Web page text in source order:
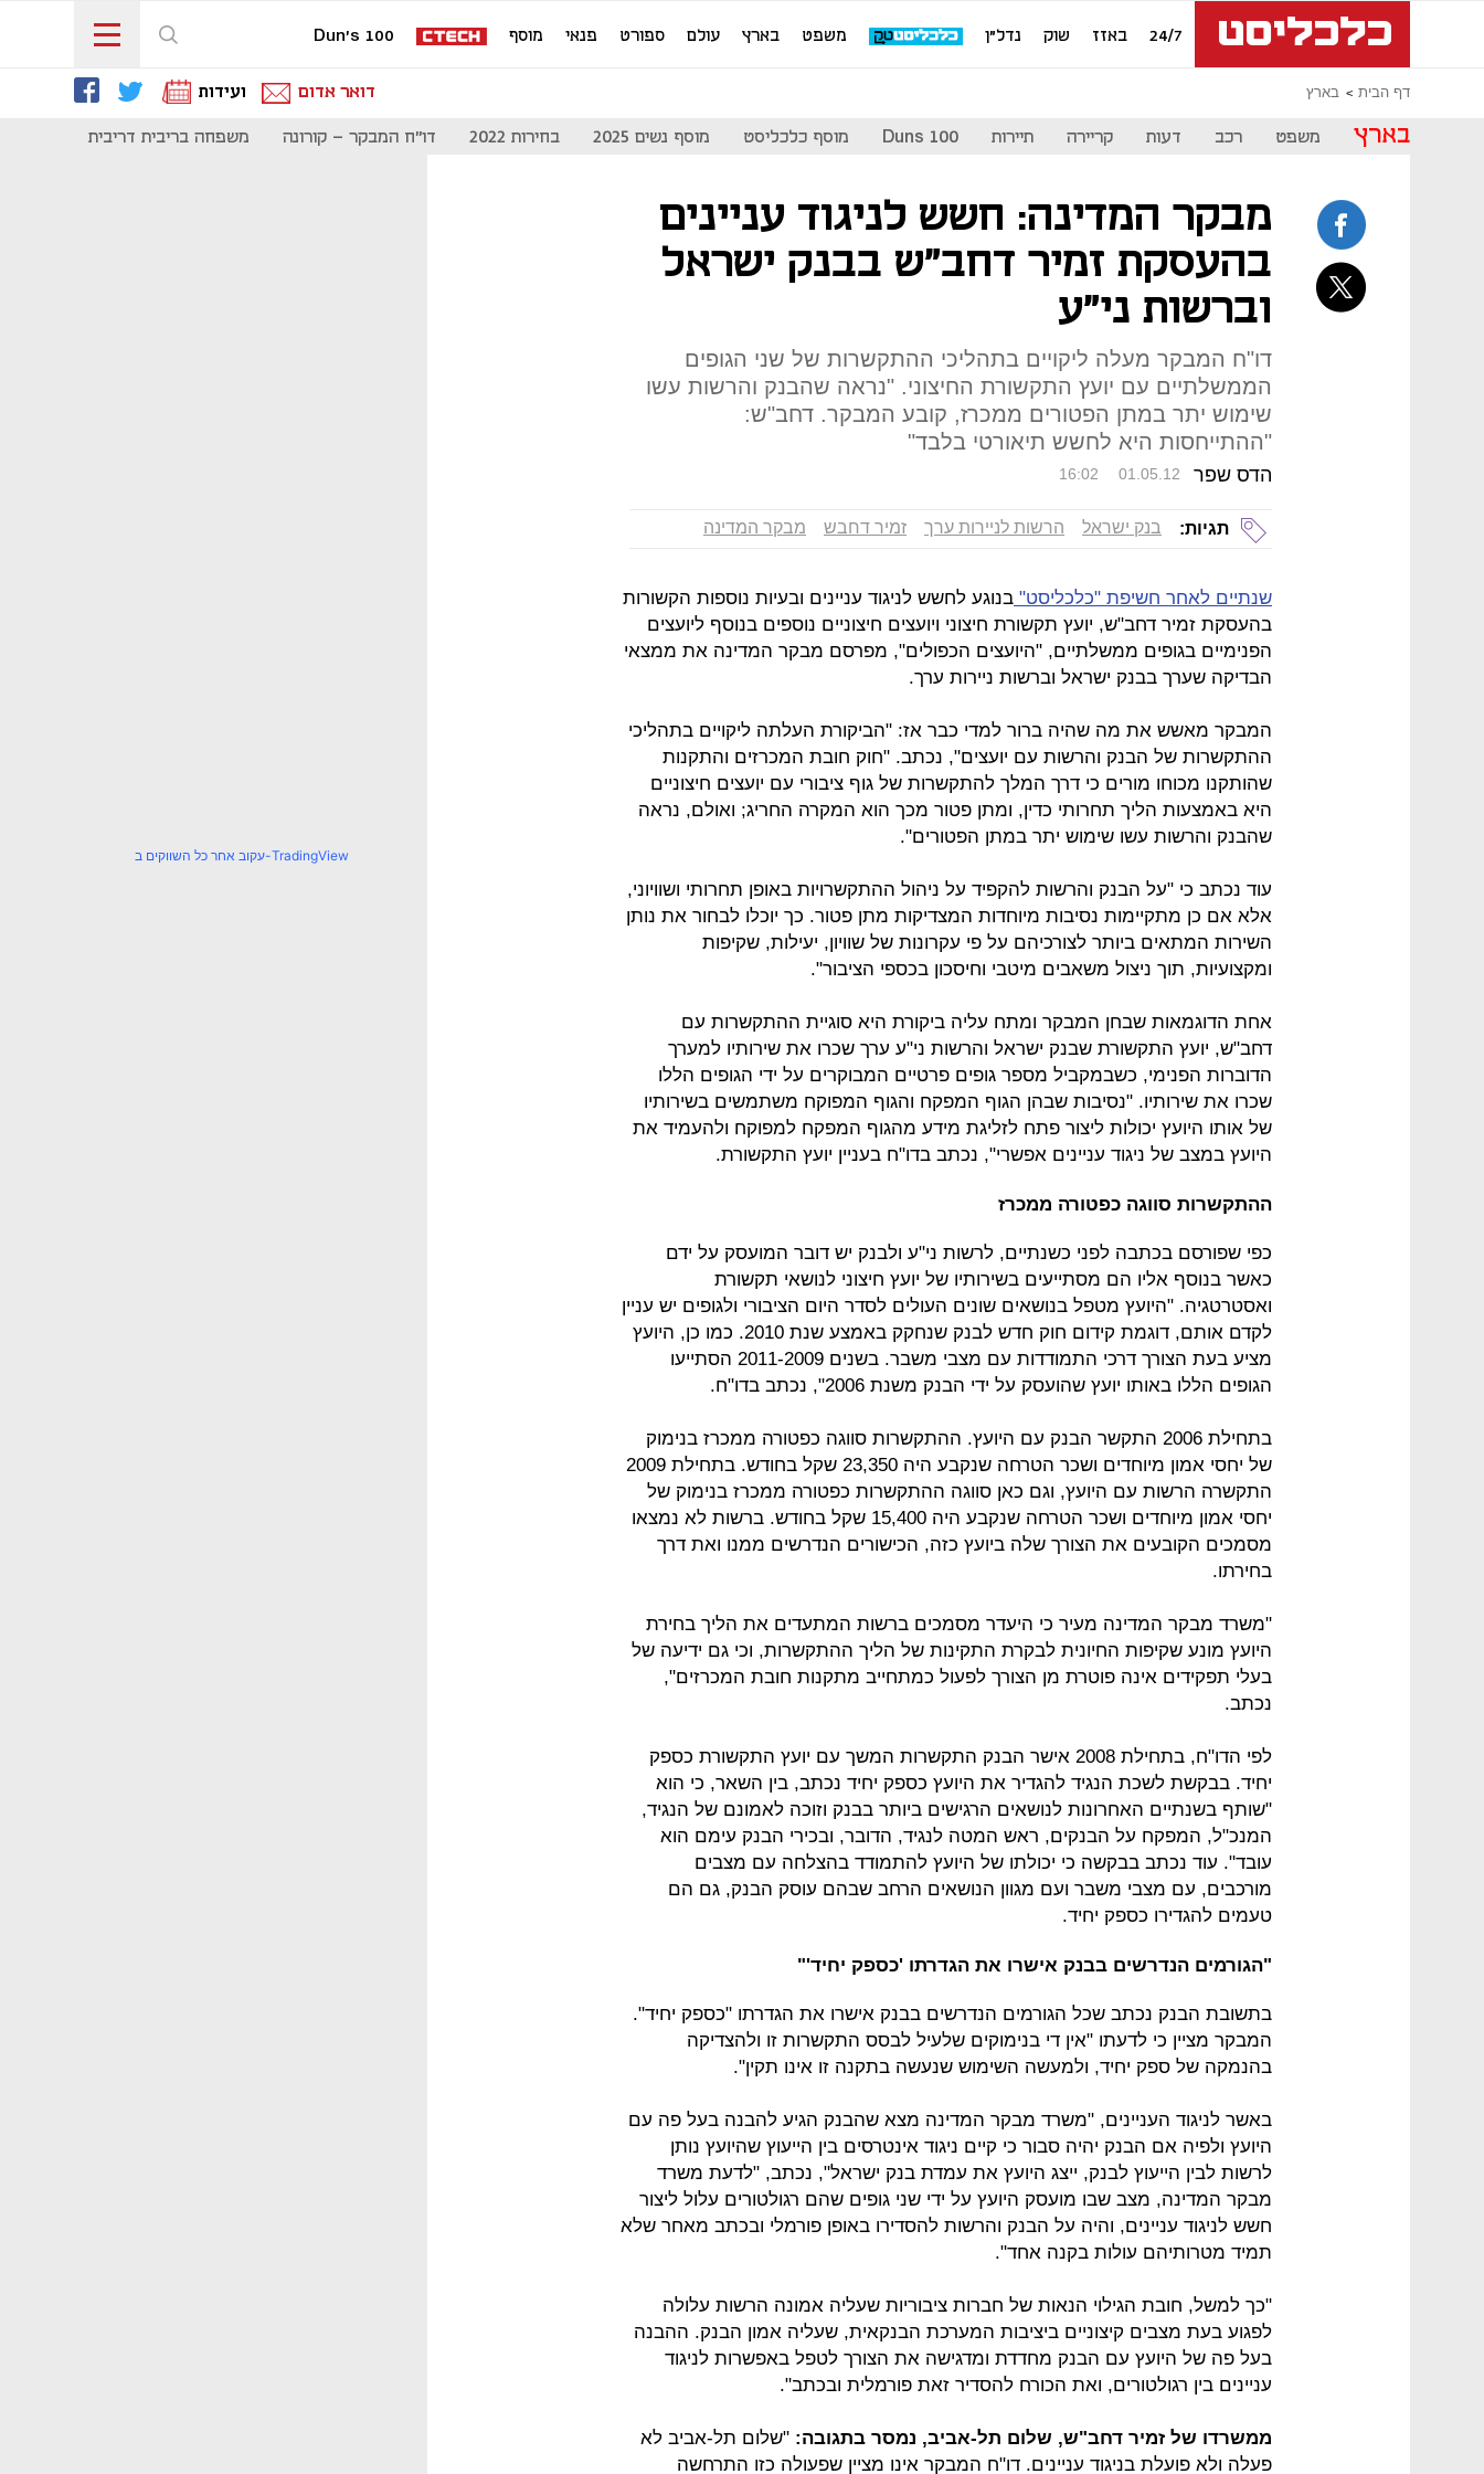
24/7 באזז שוק נדל"ן משפט בארץ עולם ספורט פנאי מוסף Dun's 100
דף הבית בארץ דואר אדום ועידות
בארץ משפט רכב דעות קריירה תיירות Duns 100 מוסף כלכליסט מוסף נשים 2025 בחירות 2022 דו"ח המבקר - קורונה משפחה בריבית דריבית
מבקר המדינה: חשש לניגוד עניינים
בהעסקת זמיר דחב"ש בבנק ישראל
וברשות ני"ע
דו"ח המבקר מעלה ליקויים בתהליכי ההתקשרות של שני הגופים
הממשלתיים עם יועץ התקשורת החיצוני. "נראה שהבנק והרשות עשו
שימוש יתר במתן הפטורים ממכרז, קובע המבקר. דחב"ש:
"ההתייחסות היא לחשש תיאורטי בלבד"
הדס שפר 16:02 01.05.12
תגיות: בנק ישראל הרשות לניירות ערך זמיר דחבש מבקר המדינה
שנתיים לאחר חשיפת "כלכליסט" בנוגע לחשש לניגוד עניינים ובעיות נוספות הקשורות
בהעסקת זמיר דחב"ש, יועץ תקשורת חיצוני ויועצים חיצוניים נוספים בנוסף ליועצים
הפנימיים בגופים ממשלתיים, "היועצים הכפולים", מפרסם מבקר המדינה את ממצאי
הבדיקה שערך בבנק ישראל וברשות ניירות ערך.
המבקר מאשש את מה שהיה ברור למדי כבר אז: "הביקורת העלתה ליקויים בתהליכי
ההתקשרות של הבנק והרשות עם יועצים", נכתב. "חוק חובת המכרזים והתקנות
שהותקנו מכוחו מורים כי דרך המלך להתקשרות של גוף ציבורי עם יועצים חיצוניים
היא באמצעות הליך תחרותי כדין, ומתן פטור מכך הוא המקרה החריג; ואולם, נראה
שהבנק והרשות עשו שימוש יתר במתן הפטורים".
עוד נכתב כי "על הבנק והרשות להקפיד על ניהול ההתקשרויות באופן תחרותי ושוויוני,
אלא אם כן מתקיימות נסיבות מיוחדות המצדיקות מתן פטור. כך יוכלו לבחור את נותן
השירות המתאים ביותר לצורכיהם על פי עקרונות של שוויון, יעילות, שקיפות
ומקצועיות, תוך ניצול משאבים מיטבי וחיסכון בכספי הציבור".
אחת הדוגמאות שבחן המבקר ומתח עליה ביקורת היא סוגיית ההתקשרות עם
דחב"ש, יועץ התקשורת שבנק ישראל והרשות ני"ע ערך שכרו את שירותיו למערך
הדוברות הפנימי, כשבמקביל מספר גופים פרטיים המבוקרים על ידי הגופים הללו
שכרו את שירותיו. "נסיבות שבהן הגוף המפקח והגוף המפוקח משתמשים בשירותיו
של אותו היועץ יכולות ליצור פתח לזליגת מידע מהגוף המפקח למפוקח ולהעמיד את
היועץ במצב של ניגוד עניינים אפשרי", נכתב בדו"ח בעניין יועץ התקשורת.
ההתקשרות סווגה כפטורה ממכרז
כפי שפורסם בכתבה לפני כשנתיים, לרשות ני"ע ולבנק יש דובר המועסק על ידם
כאשר בנוסף אליו הם מסתייעים בשירותיו של יועץ חיצוני לנושאי תקשורת
ואסטרטגיה. "היועץ מטפל בנושאים שונים העולים לסדר היום הציבורי ולגופים יש עניין
לקדם אותם, דוגמת קידום חוק חדש לבנק שנחקק באמצע שנת 2010. כמו כן, היועץ
מציע בעת הצורך דרכי התמודדות עם מצבי משבר. בשנים 2011-2009 הסתייעו
הגופים הללו באותו יועץ שהועסק על ידי הבנק משנת 2006", נכתב בדו"ח.
בתחילת 2006 התקשר הבנק עם היועץ. ההתקשרות סווגה כפטורה ממכרז בנימוק
של יחסי אמון מיוחדים ושכר הטרחה שנקבע היה 23,350 שקל בחודש. בתחילת 2009
התקשרה הרשות עם היועץ, וגם כאן סווגה ההתקשרות כפטורה ממכרז בנימוק של
יחסי אמון מיוחדים ושכר הטרחה שנקבע היה 15,400 שקל בחודש. ברשות לא נמצאו
מסמכים הקובעים את הצורך שלה ביועץ כזה, הכישורים הנדרשים ממנו ואת דרך
בחירתו.
"משרד מבקר המדינה מעיר כי היעדר מסמכים ברשות המתעדים את הליך בחירת
היועץ מונע שקיפות החיונית לבקרת התקינות של הליך ההתקשרות, וכי גם ידיעה של
בעלי תפקידים אינה פוטרת מן הצורך לפעול כמתחייב מתקנות חובת המכרזים",
נכתב.
לפי הדו"ח, בתחילת 2008 אישר הבנק התקשרות המשך עם יועץ התקשורת כספק
יחיד. בבקשת לשכת הנגיד להגדיר את היועץ כספק יחיד נכתב, בין השאר, כי הוא
"שותף בשנתיים האחרונות לנושאים הרגישים ביותר בבנק וזוכה לאמונם של הנגיד,
המנכ"ל, המפקח על הבנקים, ראש המטה לנגיד, הדובר, ובכירי הבנק עימם הוא
עובד". עוד נכתב בבקשה כי יכולתו של היועץ להתמודד בהצלחה עם מצבים
מורכבים, עם מצבי משבר ועם מגוון הנושאים הרחב שבהם עוסק הבנק, גם הם
טעמים להגדירו כספק יחיד.
"הגורמים הנדרשים בבנק אישרו את הגדרתו 'כספק יחיד'"
בתשובת הבנק נכתב שכל הגורמים הנדרשים בבנק אישרו את הגדרתו "כספק יחיד".
המבקר מציין כי לדעתו "אין די בנימוקים שלעיל לבסס התקשרות זו ולהצדיקה
בהנמקה של ספק יחיד, ולמעשה השימוש שנעשה בתקנה זו אינו תקין".
באשר לניגוד העניינים, "משרד מבקר המדינה מצא שהבנק הגיע להבנה בעל פה עם
היועץ ולפיה אם הבנק יהיה סבור כי קיים ניגוד אינטרסים בין הייעוץ שהיועץ נותן
לרשות לבין הייעוץ לבנק, ייצג היועץ את עמדת בנק ישראל", נכתב, "לדעת משרד
מבקר המדינה, מצב שבו מועסק היועץ על ידי שני גופים שהם רגולטורים עלול ליצור
חשש לניגוד עניינים, והיה על הבנק והרשות להסדירו באופן פורמלי ובכתב מאחר שלא
תמיד מטרותיהם עולות בקנה אחד".
"כך למשל, חובת הגילוי הנאות של חברות ציבוריות שעליה אמונה הרשות עלולה
לפגוע בעת מצבים קיצוניים ביציבות המערכת הבנקאית, שעליה אמון הבנק. ההבנה
בעל פה של היועץ עם הבנק מחדדת ומדגישה את הצורך לטפל באפשרות לניגוד
עניינים בין רגולטורים, ואת הכורח להסדיר זאת פורמלית ובכתב".
ממשרדו של זמיר דחב"ש, שלום תל-אביב, נמסר בתגובה: "שלום תל-אביב לא
פעלה ולא פועלת בניגוד עניינים. דו"ח המבקר אינו מציין שפעולה כזו התרחשה
עקוב אחר כל השווקים ב-TradingView